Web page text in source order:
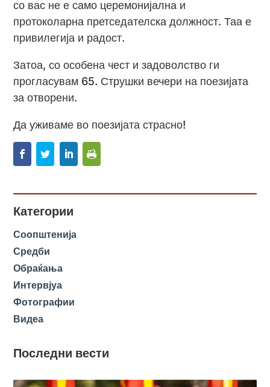
со вас не е само церемонијална и
протоколарна претседателска должност. Таа е
привилегија и радост.
Затоа, со особена чест и задоволство ги
прогласувам 65. Струшки вечери на поезијата
за отворени.
Да уживаме во поезијата страсно!
Категории
Соопштенија
Средби
Обраќања
Интервјуа
Фотографии
Видеа
Последни вести